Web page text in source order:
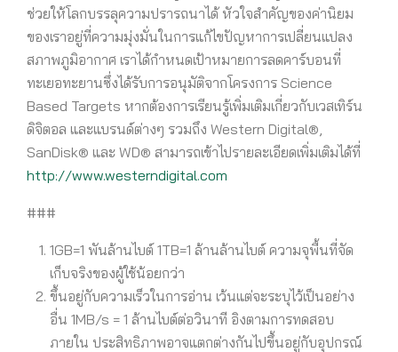
ช่วยให้โลกบรรลุความปรารถนาได้ หัวใจสำคัญของค่านิยม
ของเราอยู่ที่ความมุ่งมั่นในการแก้ไขปัญหาการเปลี่ยนแปลง
สภาพภูมิอากาศ เราได้กำหนดเป้าหมายการลดคาร์บอนที่
ทะเยอทะยานซึ่งได้รับการอนุมัติจากโครงการ Science
Based Targets หากต้องการเรียนรู้เพิ่มเติมเกี่ยวกับเวสเทิร์น
ดิจิตอล และแบรนด์ต่างๆ รวมถึง Western Digital®,
SanDisk® และ WD® สามารถเข้าไปรายละเอียดเพิ่มเติมได้ที่
http://www.westerndigital.com
###
1GB=1 พันล้านไบต์ 1TB=1 ล้านล้านไบต์ ความจุพื้นที่จัด
เก็บจริงของผู้ใช้น้อยกว่า
ขึ้นอยู่กับความเร็วในการอ่าน เว้นแต่จะระบุไว้เป็นอย่าง
อื่น 1MB/s = 1 ล้านไบต์ต่อวินาที อิงตามการทดสอบ
ภายใน ประสิทธิภาพอาจแตกต่างกันไปขึ้นอยู่กับอุปกรณ์